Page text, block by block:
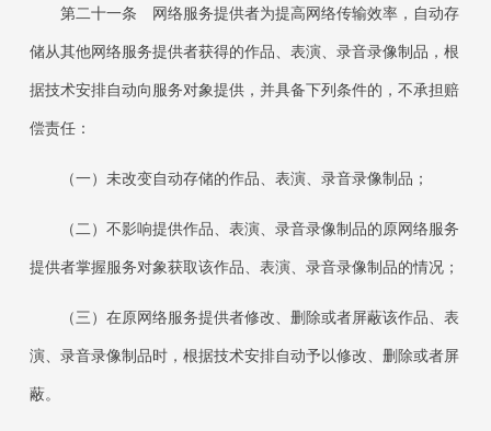
第二十一条 网络服务提供者为提高网络传输效率，自动存
储从其他网络服务提供者获得的作品、表演、录音录像制品，根
据技术安排自动向服务对象提供，并具备下列条件的，不承担赔
偿责任：
（一）未改变自动存储的作品、表演、录音录像制品；
（二）不影响提供作品、表演、录音录像制品的原网络服务
提供者掌握服务对象获取该作品、表演、录音录像制品的情况；
（三）在原网络服务提供者修改、删除或者屏蔽该作品、表
演、录音录像制品时，根据技术安排自动予以修改、删除或者屏
蔽。